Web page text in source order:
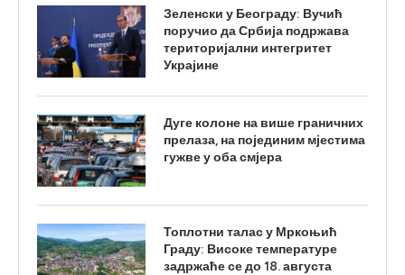
Зеленски у Београду: Вучић
поручио да Србија подржава
територијални интегритет
Украјине
Дуге колоне на више граничних
прелаза, на појединим мјестима
гужве у оба смјера
Топлотни талас у Мркоњић
Граду: Високе температуре
задржаће се до 18. августа